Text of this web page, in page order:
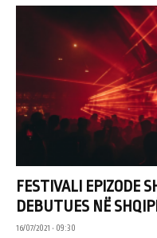
FESTIVALI EPIZODE
DEBUTUES NË
16/07/2021 • 09:30